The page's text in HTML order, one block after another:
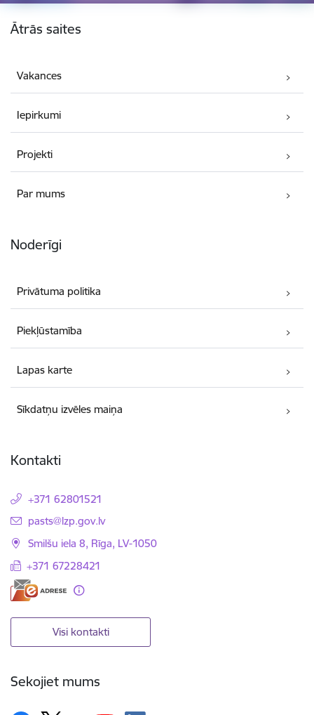
Kājene
Ātrās saites
Vakances
Iepirkumi
Projekti
Par mums
Noderīgi
Privātuma politika
Piekļūstamība
Lapas karte
Sīkdatņu izvēles maiņa
Kontakti
+371 62801521
E-pasts:
pasts@lzp.gov.lv
Smilšu iela 8, Rīga, LV-1050
+371 67228421
Visi kontakti
Sekojiet mums